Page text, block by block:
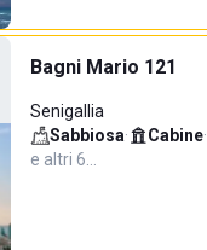
Bagni Mario 121
Senigallia
Sabbiosa· Cabine·
e altri 6…